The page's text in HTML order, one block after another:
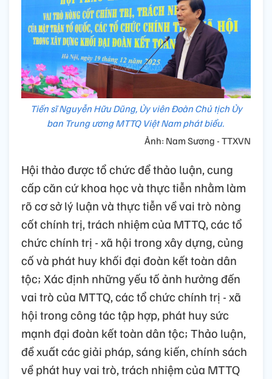
Tiến sĩ Nguyễn Hữu Dũng, Ủy viên Đoàn Chủ tịch Ủy
ban Trung ương MTTQ Việt Nam phát biểu.
Ảnh: Nam Sương - TTXVN
Hội thảo được tổ chức để thảo luận, cung
cấp căn cứ khoa học và thực tiễn nhằm làm
rõ cơ sở lý luận và thực tiễn về vai trò nòng
cốt chính trị, trách nhiệm của MTTQ, các tổ
chức chính trị - xã hội trong xây dựng, củng
cố và phát huy khối đại đoàn kết toàn dân
tộc; Xác định những yếu tố ảnh hưởng đến
vai trò của MTTQ, các tổ chức chính trị - xã
hội trong công tác tập hợp, phát huy sức
mạnh đại đoàn kết toàn dân tộc; Thảo luận,
đề xuất các giải pháp, sáng kiến, chính sách
về phát huy vai trò, trách nhiệm của MTTQ